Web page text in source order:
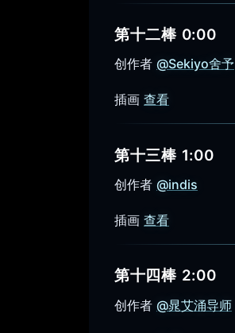
第十二棒 0:00
创作者 @Sekiyo舍予
插画 查看
第十三棒 1:00
创作者 @indis
插画 查看
第十四棒 2:00
创作者 @晁艾涌导师